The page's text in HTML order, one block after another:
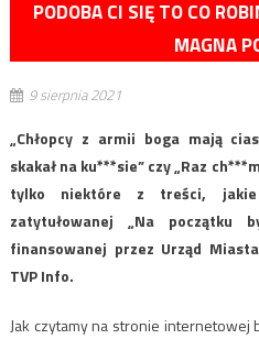
PODOBA CI SIĘ TO CO
MAGNA
9 sierpnia 2021
„Chłopcy z armii boga mają
skakał na ku***sie” czy „Raz
tylko niektóre z treści,
zatytułowanej „Na początku
finansowanej przez Urząd
TVP Info.
Jak czytamy na stronie internetowej